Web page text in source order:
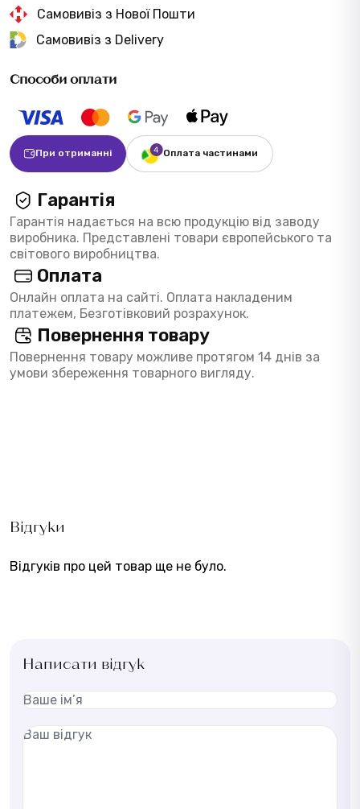
Самовивіз з Нової Пошти
Самовивіз з Delivery
Способи оплати
При отриманні Оплата частинами
Гарантія
Гарантія надається на всю продукцію від заводу
виробника. Представлені товари європейського та
світового виробництва.
Оплата
Онлайн оплата на сайті. Оплата накладеним
платежем, Безготівковий розрахунок.
Повернення товару
Повернення товару можливе протягом 14 днів за
умови збереження товарного вигляду.
Відгуки
Відгуків про цей товар ще не було.
Написати відгук